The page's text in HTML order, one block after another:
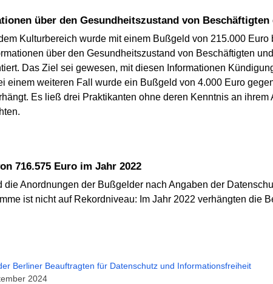
über den Gesundheitszustand von Beschäftigten
Kulturbereich wurde mit einem Bußgeld von 215.000
über den Gesundheitszustand von Beschäftigten
Das Ziel sei gewesen, mit diesen Informationen
einem weiteren Fall wurde ein Bußgeld von 4.000 Euro
Es ließ drei Praktikanten ohne deren Kenntnis an
716.575 Euro im Jahr 2022
die Anordnungen der Bußgelder nach Angaben der
ist nicht auf Rekordniveau: Im Jahr 2022 verhängten die
Berliner Beauftragten für Datenschutz und Informationsfreiheit
2024